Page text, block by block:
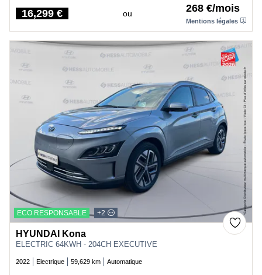
Price
16,299 € ou 268 €/mois
Mentions légales
ECO RESPONSABLE +2
HYUNDAI Kona
ELECTRIC 64KWH - 204CH EXECUTIVE
2022 Electrique 59,629 km Automatique